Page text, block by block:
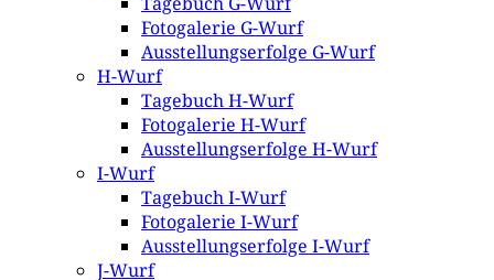
Fotogalerie G-Wurf
Ausstellungserfolge G-Wurf
H-Wurf
Tagebuch H-Wurf
Fotogalerie H-Wurf
Ausstellungserfolge H-Wurf
I-Wurf
Tagebuch I-Wurf
Fotogalerie I-Wurf
Ausstellungserfolge I-Wurf
J-Wurf